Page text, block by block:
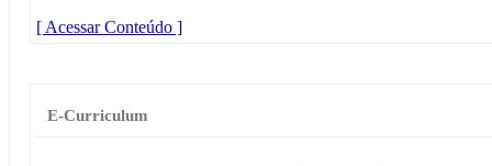
[ Acessar Conteúdo ]
E-Curriculum